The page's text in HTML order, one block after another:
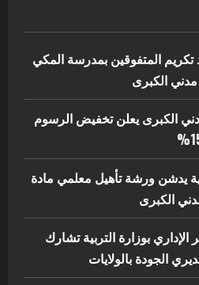
2026
تكريم المتفوقين بمدرسة المكي
الكبرى
الكبرى يعلن تخفيض الرسوم
يدشن ورشة تأهيل معلمي مادة
الكبرى
الإداري بوزارة التربية تشارك
الجودة بالولايات